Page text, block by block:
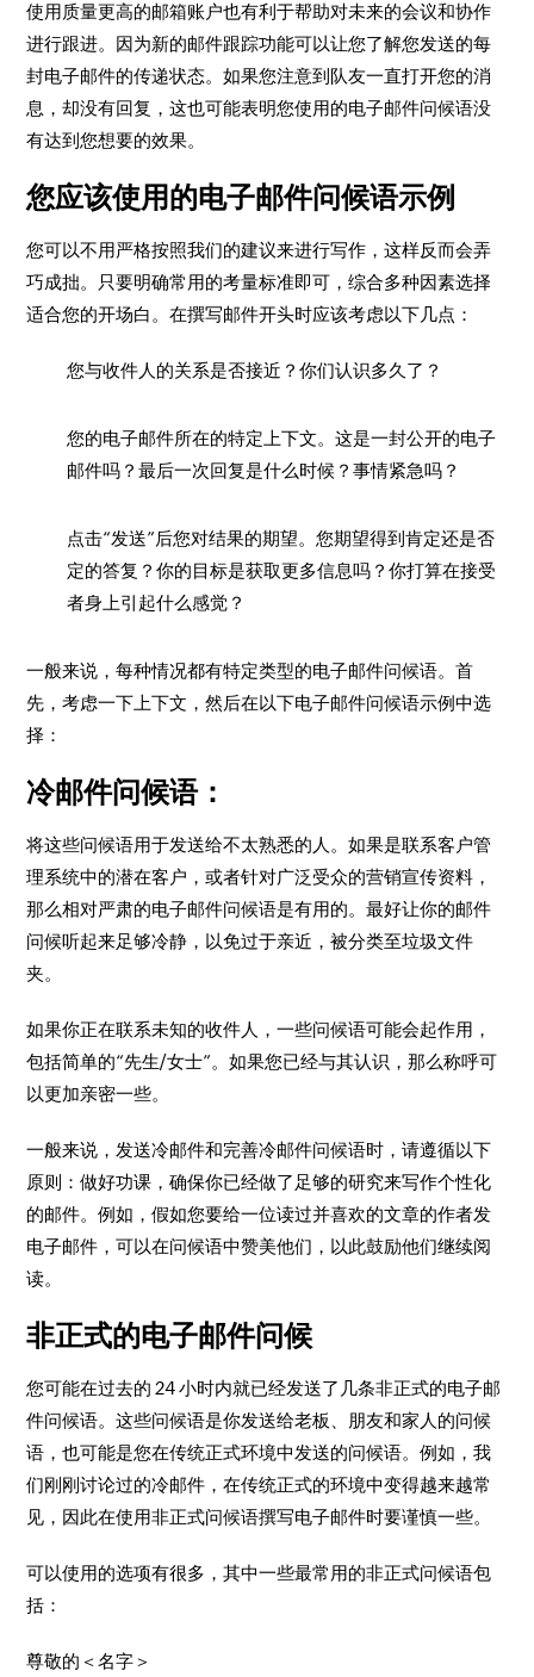
使用质量更高的邮箱账户也有利于帮助对未来的会议和协作
进行跟进。因为新的邮件跟踪功能可以让您了解您发送的每
封电子邮件的传递状态。如果您注意到队友一直打开您的消
息，却没有回复，这也可能表明您使用的电子邮件问候语没
有达到您想要的效果。
您应该使用的电子邮件问候语示例
您可以不用严格按照我们的建议来进行写作，这样反而会弄
巧成拙。只要明确常用的考量标准即可，综合多种因素选择
适合您的开场白。在撰写邮件开头时应该考虑以下几点：
您与收件人的关系是否接近？你们认识多久了？
您的电子邮件所在的特定上下文。这是一封公开的电子
邮件吗？最后一次回复是什么时候？事情紧急吗？
点击“发送”后您对结果的期望。您期望得到肯定还是否
定的答复？你的目标是获取更多信息吗？你打算在接受
者身上引起什么感觉？
一般来说，每种情况都有特定类型的电子邮件问候语。首
先，考虑一下上下文，然后在以下电子邮件问候语示例中选
择：
冷邮件问候语：
将这些问候语用于发送给不太熟悉的人。如果是联系客户管
理系统中的潜在客户，或者针对广泛受众的营销宣传资料，
那么相对严肃的电子邮件问候语是有用的。最好让你的邮件
问候听起来足够冷静，以免过于亲近，被分类至垃圾文件
夹。
如果你正在联系未知的收件人，一些问候语可能会起作用，
包括简单的“先生/女士”。如果您已经与其认识，那么称呼可
以更加亲密一些。
一般来说，发送冷邮件和完善冷邮件问候语时，请遵循以下
原则：做好功课，确保你已经做了足够的研究来写作个性化
的邮件。例如，假如您要给一位读过并喜欢的文章的作者发
电子邮件，可以在问候语中赞美他们，以此鼓励他们继续阅
读。
非正式的电子邮件问候
您可能在过去的 24 小时内就已经发送了几条非正式的电子邮
件问候语。这些问候语是你发送给老板、朋友和家人的问候
语，也可能是您在传统正式环境中发送的问候语。例如，我
们刚刚讨论过的冷邮件，在传统正式的环境中变得越来越常
见，因此在使用非正式问候语撰写电子邮件时要谨慎一些。
可以使用的选项有很多，其中一些最常用的非正式问候语包
括：
尊敬的＜名字＞